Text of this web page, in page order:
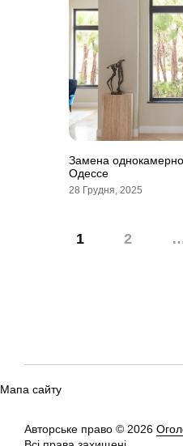
Замена
Одессе
28 Грудня, 2025
1 2
Мапа сайту
Авторське право © 2026